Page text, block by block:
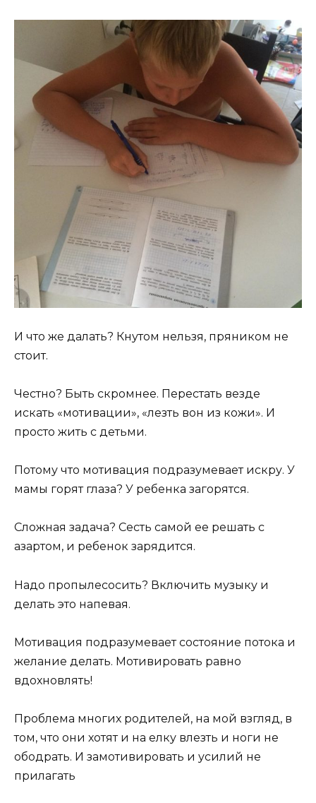
И что же далать? Кнутом нельзя, пряником не
стоит.
Честно? Быть скромнее. Перестать везде
искать «мотивации», «лезть вон из кожи». И
просто жить с детьми.
Потому что мотивация подразумевает искру. У
мамы горят глаза? У ребенка загорятся.
Сложная задача? Сесть самой ее решать с
азартом, и ребенок зарядится.
Надо пропылесосить? Включить музыку и
делать это напевая.
Мотивация подразумевает состояние потока и
желание делать. Мотивировать равно
вдохновлять!
Проблема многих родителей, на мой взгляд, в
том, что они хотят и на елку влезть и ноги не
ободрать. И замотивировать и усилий не
прилагать